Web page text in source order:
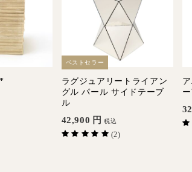
ベストセラー
ラグジュアリートライアン
グル パール サイドテーブ
ル
42,900 円 税込
(2)